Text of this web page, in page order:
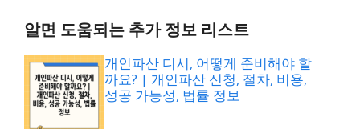
알면 도움되는 추가 정보 리스트
개인파산 디시, 어떻게 준비해야 할
까요? | 개인파산 신청, 절차, 비용,
성공 가능성, 법률 정보